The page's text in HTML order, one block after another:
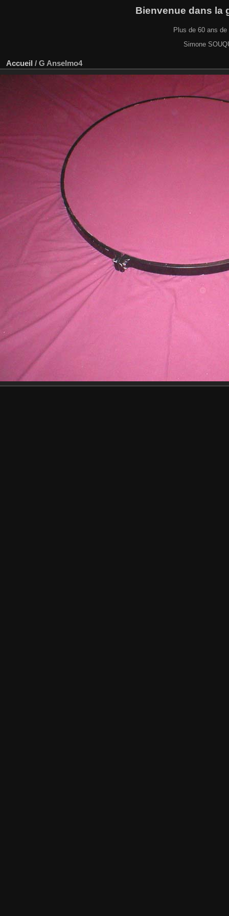
Bienvenue dans la
Plus de 60 ans
Simone
Accueil / G Anselmo4